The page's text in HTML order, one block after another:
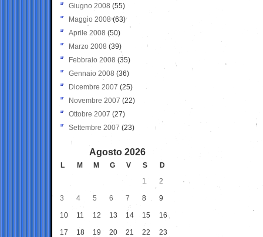
Giugno 2008 (55)
Maggio 2008(63)
Aprile 2008 (50)
Marzo 2008 (39)
Febbraio 2008 (35)
Gennaio 2008 (36)
Dicembre 2007 (25)
Novembre 2007 (22)
Ottobre 2007 (27)
Settembre 2007 (23)
Agosto 2026
L M M G V S
D
1
2
3 4 5 6 7 8 9
10 11 12 13 14 15 16
17 18 19 20 21 22 23